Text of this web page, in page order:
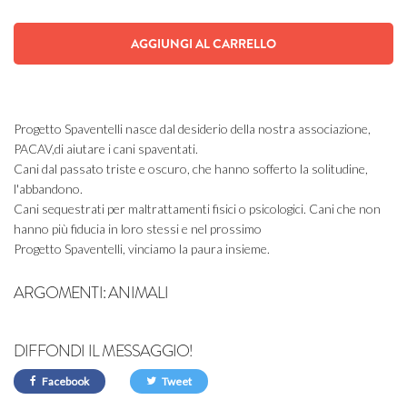
AGGIUNGI AL CARRELLO
Progetto Spaventelli nasce dal desiderio della nostra associazione,
PACAV,di aiutare i cani spaventati.
Cani dal passato triste e oscuro, che hanno sofferto la solitudine,
l'abbandono.
Cani sequestrati per maltrattamenti fisici o psicologici. Cani che non
hanno più fiducia in loro stessi e nel prossimo
Progetto Spaventelli, vinciamo la paura insieme.
ARGOMENTI:ANIMALI
DIFFONDI IL MESSAGGIO!
Facebook Tweet